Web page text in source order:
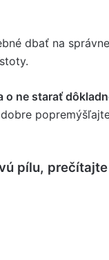
dbať na
ne starať
pílu, prečítajte